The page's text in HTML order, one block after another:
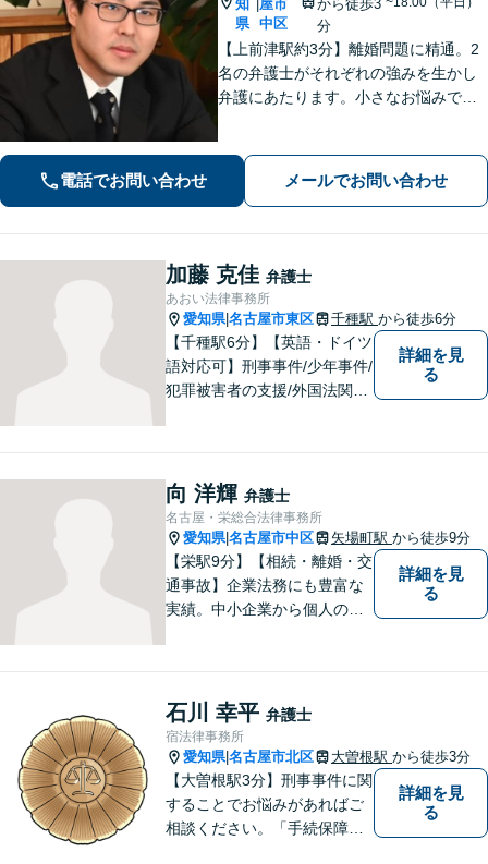
知
県
屋市
中区
から徒歩3
分
【上前津駅約3分】離婚問題に精通。2
名の弁護士がそれぞれの強みを生かし
弁護にあたります。小さなお悩みで
イスを行います！【初回相談無料】
電話でお問い合わせ メールでお問い合わせ
加藤 克佳 弁護士
あおい法律事務所
愛知県|名古屋市東区 千種駅 から徒歩6分
【千種駅6分】【英語・ドイツ
語対応可】刑事事件/少年事件/
犯罪被害者の支援/外国法関連/
ち、希望、考え方を尊重し、
迅速に問題を解決することを
心がけております。
詳細を見
る
向 洋輝 弁護士
名古屋・栄総合法律事務所
愛知県|名古屋市中区 矢場町駅 から徒歩9分
【栄駅9分】【相続・離婚・交
通事故】企業法務にも豊富な
実績。中小企業から個人の方
お困りのことがございました
ら、まずはお気軽にご相談く
ださい。
詳細を見
る
石川 幸平 弁護士
宿法律事務所
愛知県|名古屋市北区 大曽根駅 から徒歩3分
【大曽根駅3分】刑事事件に関
することでお悩みがあればご
相談ください。「手続保障の
詳細を見
る